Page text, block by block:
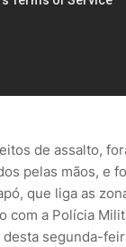
de assalto,
pelas mãos, e
que liga as
com a Polícia
segunda-